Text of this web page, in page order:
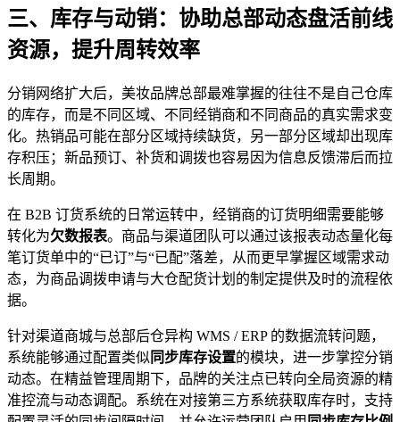
三、库存与动销：协助总部动态盘活前线
资源，提升周转效率
分销网络扩大后，美妆品牌总部最难掌握的往往不是自己仓库
的库存，而是不同区域、不同经销商和不同商品的真实需求变
化。热销品可能在部分区域持续缺货，另一部分区域却出现库
存积压；新品预订、补货和调拨也容易因为信息反馈滞后而拉
长周期。
在 B2B 订货系统的日常运转中，经销商的订货明细需要能够
转化为欠数报表。商品与渠道团队可以通过该报表动态量化每
笔订货单中的“已订”与“已配”落差，从而更早掌握区域需求动
态，为商品调拨申请与大仓配货计划的制定提供及时的流程依
据。
针对渠道商城与总部后仓异构 WMS / ERP 的数据流转问题，
系统能够通过配置类似 同步库存设置的模块，进一步掌控分销
动态。在精益管理周期下，品牌的关注点已转向全局资源的精
准控流与动态调配。系统在对接第三方系统获取库存时，支持